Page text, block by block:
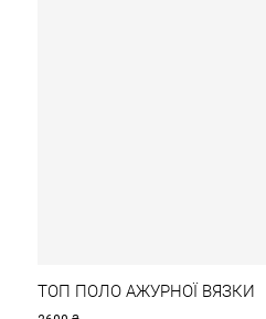
ТОП ПОЛО АЖУРНОЇ ВЯЗКИ